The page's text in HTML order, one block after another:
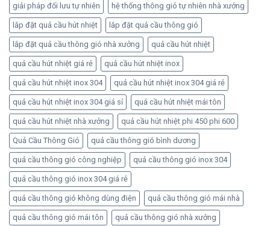
giải pháp đối lưu tự nhiên hệ thống thông gió tự nhiên nhà xưởng
lắp đặt quả cầu hút nhiệt lắp đặt quả cầu thông gió
lắp đặt quả cầu thông gió nhà xưởng quả cầu hút nhiệt
quả cầu hút nhiệt giá rẻ quả cầu hút nhiệt inox
quả cầu hút nhiệt inox 304 quả cầu hút nhiệt inox 304 giá rẻ
quả cầu hút nhiệt inox 304 giá sỉ quả cầu hút nhiệt mái tôn
quả cầu hút nhiệt nhà xưởng quả cầu hút nhiệt phi 450 phi 600
Quả Cầu Thông Gió quả cầu thông gió bình dương
quả cầu thông gió công nghiệp quả cầu thông gió inox 304
quả cầu thông gió inox 304 giá rẻ
quả cầu thông gió không dùng điện quả cầu thông gió mái nhà
quả cầu thông gió mái tôn quả cầu thông gió nhà xưởng